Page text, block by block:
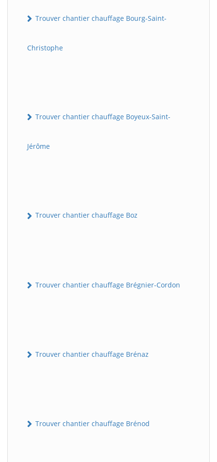
Trouver chantier chauffage Bourg-Saint-
Christophe
Trouver chantier chauffage Boyeux-Saint-
Jérôme
Trouver chantier chauffage Boz
Trouver chantier chauffage Brégnier-Cordon
Trouver chantier chauffage Brénaz
Trouver chantier chauffage Brénod